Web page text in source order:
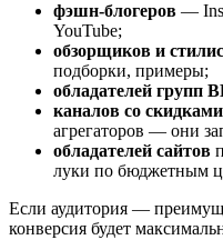
фэшн-блогеров —
YouTube;
обзорщиков и
подборки, примеры;
обладателей групп
каналов со скидками
агрегаторов — они
обладателей сайтов
луки по бюджетным
Если аудитория —
конверсия будет